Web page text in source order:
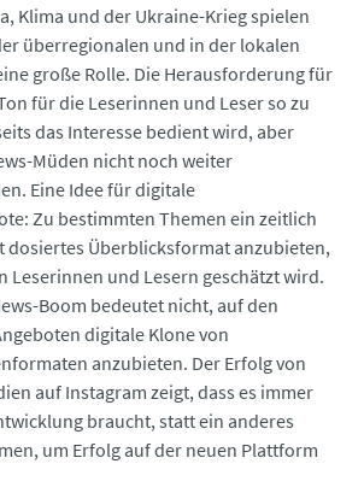
Klima und der Ukraine-Krieg spielen
überregionalen und in der lokalen
große Rolle. Die Herausforderung für
für die Leserinnen und Leser so zu
das Interesse bedient wird, aber
Müden nicht noch weiter
Eine Idee für digitale
Zu bestimmten Themen ein zeitlich
dosiertes Überblicksformat anzubieten,
Leserinnen und Lesern geschätzt wird.
Boom bedeutet nicht, auf den
digitale Klone von
anzubieten. Der Erfolg von
auf Instagram zeigt, dass es immer
braucht, statt ein anderes
um Erfolg auf der neuen Plattform